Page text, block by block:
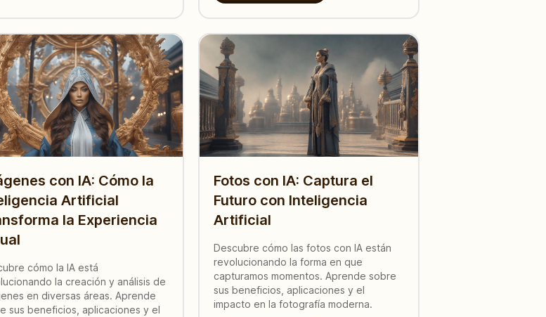
con IA: Cómo la
Artificial
la Experiencia
cómo la IA está
la creación y análisis de
en diversas áreas. Aprende
sus beneficios, aplicaciones y el
Fotos con IA: Captura el
Futuro con Inteligencia
Artificial
Descubre cómo las fotos con IA están
revolucionando la forma en que
capturamos momentos. Aprende sobre
sus beneficios, aplicaciones y el
impacto en la fotografía moderna.